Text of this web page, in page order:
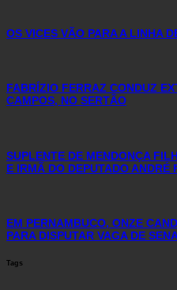
OS VICES VÃO PARA A LINHA
FABRÍZIO FERRAZ CONDUZ
CAMPOS, NO SERTÃO
SUPLENTE DE MENDONÇA
E IRMÃ DO DEPUTADO ANDRÉ
EM PERNAMBUCO, ONZE
PARA DISPUTAR VAGA DE
Tags